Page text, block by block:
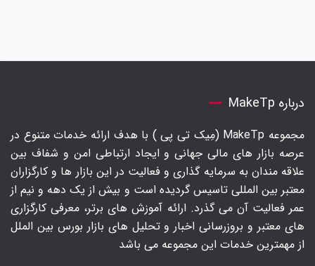
درباره MakeTp
مجموعه MakeTp (مِیک تی پی ) با هدف ارائه خدمات متنوع در
عرصه بازار های مالی جهانی و ایجاد ارتباطی امن و شفاف بین
علاقه مندان به سرمایه گذاری و فعالیت در این بازار ها و کارگزاران
معتبر بین المللی تاسیس گردیده است و بیش از یک دهه و نیم از
عمر فعالیت آن می گذرد. ارائه آموزش های برتر‍، معرفی کارگزاری
های معتبر و بروزرسانی اخبار و تحلیل های بازار بورس بین الملل
از مهمترین خدمات این مجموعه می باشد